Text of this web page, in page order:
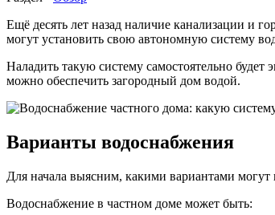
Ещё десять лет назад наличие канализации и
могут установить свою автономную систему
Наладить такую систему самостоятельно будет
можно обеспечить загородный дом водой.
Варианты водоснабжения
Для начала выясним, какими вариантами могут
Водоснабжение в частном доме может быть: